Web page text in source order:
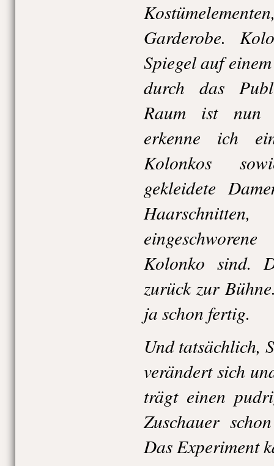
Garderobe.
Spiegel auf
durch das
Raum ist nun
erkenne ich
Kolonkos
gekleidete
Kolonko sind.
zurück zur
ja schon fertig.
Und tatsächlich,
verändert sich
trägt einen
Zuschauer
Das Experiment